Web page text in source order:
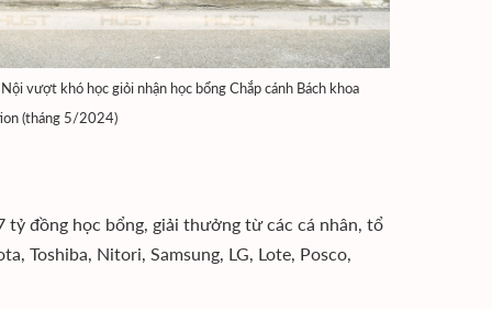
vượt khó học giỏi nhận học bổng Chắp cánh Bách khoa
(tháng 5/2024)
đồng học bổng, giải thưởng từ các cá nhân, tổ
Toshiba, Nitori, Samsung, LG, Lote, Posco,